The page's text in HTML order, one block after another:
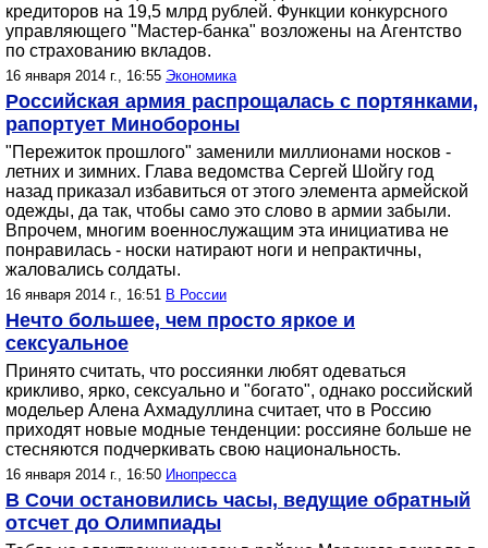
кредиторов на 19,5 млрд рублей. Функции конкурсного
управляющего "Мастер-банка" возложены на Агентство
по страхованию вкладов.
16 января 2014 г., 16:55 Экономика
Российская армия распрощалась с портянками,
рапортует Минобороны
"Пережиток прошлого" заменили миллионами носков -
летних и зимних. Глава ведомства Сергей Шойгу год
назад приказал избавиться от этого элемента армейской
одежды, да так, чтобы само это слово в армии забыли.
Впрочем, многим военнослужащим эта инициатива не
понравилась - носки натирают ноги и непрактичны,
жаловались солдаты.
16 января 2014 г., 16:51 В России
Нечто большее, чем просто яркое и
сексуальное
Принято считать, что россиянки любят одеваться
крикливо, ярко, сексуально и "богато", однако российский
модельер Алена Ахмадуллина считает, что в Россию
приходят новые модные тенденции: россияне больше не
стесняются подчеркивать свою национальность.
16 января 2014 г., 16:50 Инопресса
В Сочи остановились часы, ведущие обратный
отсчет до Олимпиады